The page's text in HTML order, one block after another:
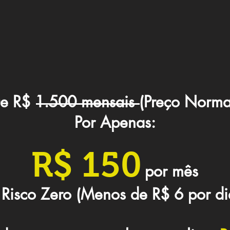
R$ 1.500 mensais (Preço
Por Apenas:
R$ 150 por mês
Zero (Menos de R$ 6 por